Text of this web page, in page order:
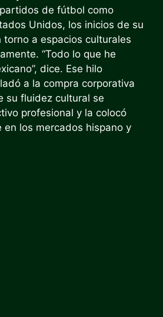
de fútbol como
Unidos, los inicios de su
torno a espacios culturales
“Todo lo que he
dice. Ese hilo
a la compra corporativa
su fluidez cultural se
profesional y la colocó
los mercados hispano y